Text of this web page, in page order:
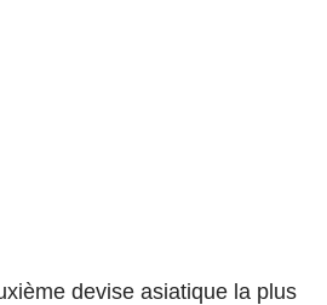
devise asiatique la plus